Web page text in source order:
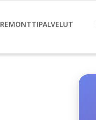
REMONTTIPALVELUT